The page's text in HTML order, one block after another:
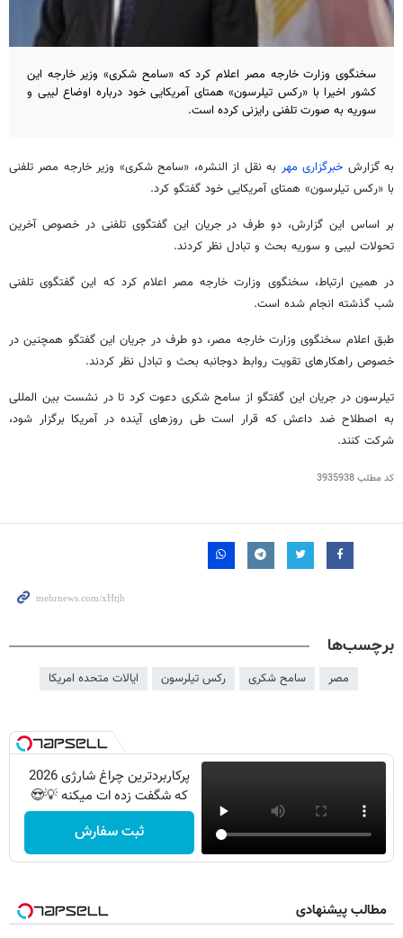
سخنگوی وزارت خارجه مصر اعلام کرد که «سامح شکری» وزیر خارجه این
کشور اخیرا با «رکس تیلرسون» همتای آمریکایی خود درباره اوضاع لیبی و
سوریه به صورت تلفنی رایزنی کرده است.
به گزارش خبرگزاری مهر به نقل از النشره، «سامح شکری» وزیر خارجه مصر تلفنی
با «رکس تیلرسون» همتای آمریکایی خود گفتگو کرد.
بر اساس این گزارش، دو طرف در جریان این گفتگوی تلفنی در خصوص آخرین
تحولات لیبی و سوریه بحث و تبادل نظر کردند.
در همین ارتباط، سخنگوی وزارت خارجه مصر اعلام کرد که این گفتگوی تلفنی
شب گذشته انجام شده است.
طبق اعلام سخنگوی وزارت خارجه مصر، دو طرف در جریان این گفتگو همچنین در
خصوص راهکارهای تقویت روابط دوجانبه بحث و تبادل نظر کردند.
تیلرسون در جریان این گفتگو از سامح شکری دعوت کرد تا در نشست بین المللی
به اصطلاح ضد داعش که قرار است طی روزهای آینده در آمریکا برگزار شود،
شرکت کنند.
کد مطلب3935938
برچسب‌ها
مصر سامح شکری رکس تیلرسون ایالات متحده امریکا
پرکاربردترین چراغ شارژی 2026
که شگفت زده ات میکنه 💡😍
ثبت سفارش
مطالب پیشنهادی